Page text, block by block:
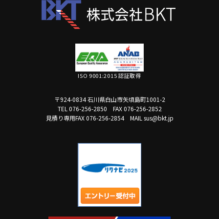
ISO 9001:2015 認証取得
〒924-0834 石川県白山市矢頃島町1001-2
TEL 076-256-2850
FAX 076-256-2852
見積り専用FAX 076-256-2854
MAIL sus@bkt.jp